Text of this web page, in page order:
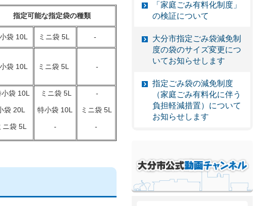
指定可能な指定袋の種類
袋 10L ミニ袋 5L -
袋 10L ミニ袋 5L -
袋 10L
袋 20L
ニ袋 5L
ミニ袋 5L
特小袋 10L
-
-
ミニ袋 5L
-
「家庭ごみ有料化制度」
の検証について
大分市指定ごみ袋減免制
度の袋のサイズ変更につ
いてお知らせします
指定ごみ袋の減免制度
（家庭ごみ有料化に伴う
負担軽減措置）について
お知らせします